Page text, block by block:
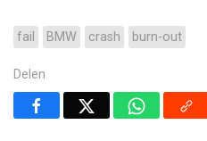
fail BMW crash burn-out
Delen